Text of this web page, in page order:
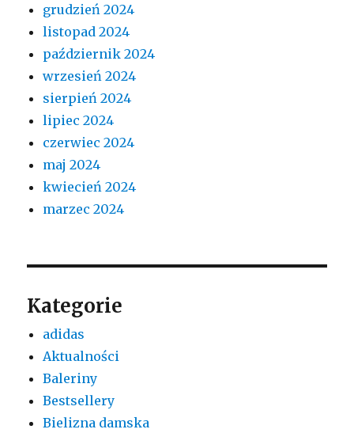
grudzień 2024
listopad 2024
październik 2024
wrzesień 2024
sierpień 2024
lipiec 2024
czerwiec 2024
maj 2024
kwiecień 2024
marzec 2024
Kategorie
adidas
Aktualności
Baleriny
Bestsellery
Bielizna damska